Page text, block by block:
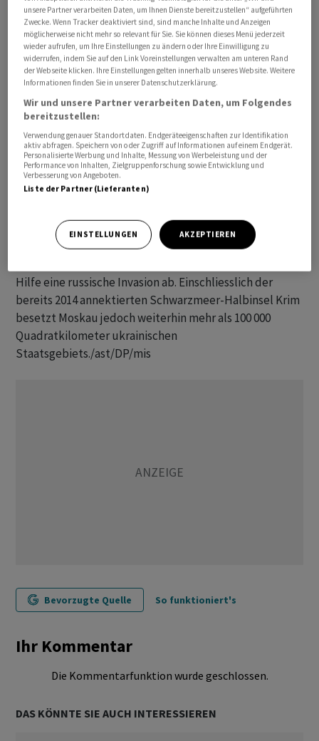
Andrij Jermak, dessen Stellvertreter Roman Maschowez
und Brigadegeneral Artem Bohomolow. Vize-
Verteidigungsministerin Hanna Maljar hatte zuvor
mitgeteilt, dass die ukrainischen Einheiten südlich von
Bachmut in der vergangenen Woche drei
Quadratkilometer Land zurückerobert hätten.
Es sei wichtig, mit den Soldaten persönlich ins Gespräch
zu kommen, sagte Selenskyj in seiner abendlichen
Videoansprache, die er offensichtlich auf dem Rückweg
im Zug aufnahm. Darin erklärte er zudem, die Ukraine
schütze Menschenleben an der Front.
Hilfe eine russische Invasion ab. Einschliesslich der
bereits 2014 annektierten Schwarzmeer-Halbinsel Krim
besetzt Moskau jedoch weiterhin mehr als 100 000
Quadratkilometer ukrainischen
Staatsgebiets./ast/DP/mis
Bevorzugte Quelle So funktioniert's
Ihr Kommentar
Die Kommentarfunktion wurde geschlossen.
DAS KÖNNTE SIE AUCH INTERESSIEREN
unsere Partner verarbeiten Daten, um Ihnen Dienste bereitzustellen“ aufgeführten
Zwecke. Wenn Tracker deaktiviert sind, sind manche Inhalte und Anzeigen
möglicherweise nicht mehr so relevant für Sie. Sie können dieses Menü jederzeit
wieder aufrufen, um Ihre Einstellungen zu ändern oder Ihre Einwilligung zu
widerrufen, indem Sie auf den Link Voreinstellungen verwalten am unteren Rand
der Webseite klicken. Ihre Einstellungen gelten innerhalb unseres Website. Weitere
Informationen finden Sie in unserer Datenschutzerklärung.
Wir und unsere Partner verarbeiten Daten, um Folgendes
bereitzustellen:
Verwendung genauer Standortdaten. Endgeräteeigenschaften zur Identifikation
aktiv abfragen. Speichern von oder Zugriff auf Informationen auf einem Endgerät.
Personalisierte Werbung und Inhalte, Messung von Werbeleistung und der
Performance von Inhalten, Zielgruppenforschung sowie Entwicklung und
Verbesserung von Angeboten.
Liste der Partner (Lieferanten)
EINSTELLUNGEN AKZEPTIEREN